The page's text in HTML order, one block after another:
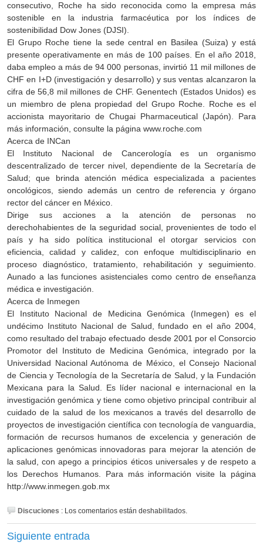
consecutivo, Roche ha sido reconocida como la empresa más
sostenible en la industria farmacéutica por los índices de
sostenibilidad Dow Jones (DJSI).
El Grupo Roche tiene la sede central en Basilea (Suiza) y está
presente operativamente en más de 100 países. En el año 2018,
daba empleo a más de 94 000 personas, invirtió 11 mil millones de
CHF en I+D (investigación y desarrollo) y sus ventas alcanzaron la
cifra de 56,8 mil millones de CHF. Genentech (Estados Unidos) es
un miembro de plena propiedad del Grupo Roche. Roche es el
accionista mayoritario de Chugai Pharmaceutical (Japón). Para
más información, consulte la página www.roche.com
Acerca de INCan
El Instituto Nacional de Cancerología es un organismo
descentralizado de tercer nivel, dependiente de la Secretaría de
Salud; que brinda atención médica especializada a pacientes
oncológicos, siendo además un centro de referencia y órgano
rector del cáncer en México.
Dirige sus acciones a la atención de personas no
derechohabientes de la seguridad social, provenientes de todo el
país y ha sido política institucional el otorgar servicios con
eficiencia, calidad y calidez, con enfoque multidisciplinario en
proceso diagnóstico, tratamiento, rehabilitación y seguimiento.
Aunado a las funciones asistenciales como centro de enseñanza
médica e investigación.
Acerca de Inmegen
El Instituto Nacional de Medicina Genómica (Inmegen) es el
undécimo Instituto Nacional de Salud, fundado en el año 2004,
como resultado del trabajo efectuado desde 2001 por el Consorcio
Promotor del Instituto de Medicina Genómica, integrado por la
Universidad Nacional Autónoma de México, el Consejo Nacional
de Ciencia y Tecnología de la Secretaría de Salud, y la Fundación
Mexicana para la Salud. Es líder nacional e internacional en la
investigación genómica y tiene como objetivo principal contribuir al
cuidado de la salud de los mexicanos a través del desarrollo de
proyectos de investigación científica con tecnología de vanguardia,
formación de recursos humanos de excelencia y generación de
aplicaciones genómicas innovadoras para mejorar la atención de
la salud, con apego a principios éticos universales y de respeto a
los Derechos Humanos. Para más información visite la página
http://www.inmegen.gob.mx
Discuciones : Los comentarios están deshabilitados.
Siguiente entrada